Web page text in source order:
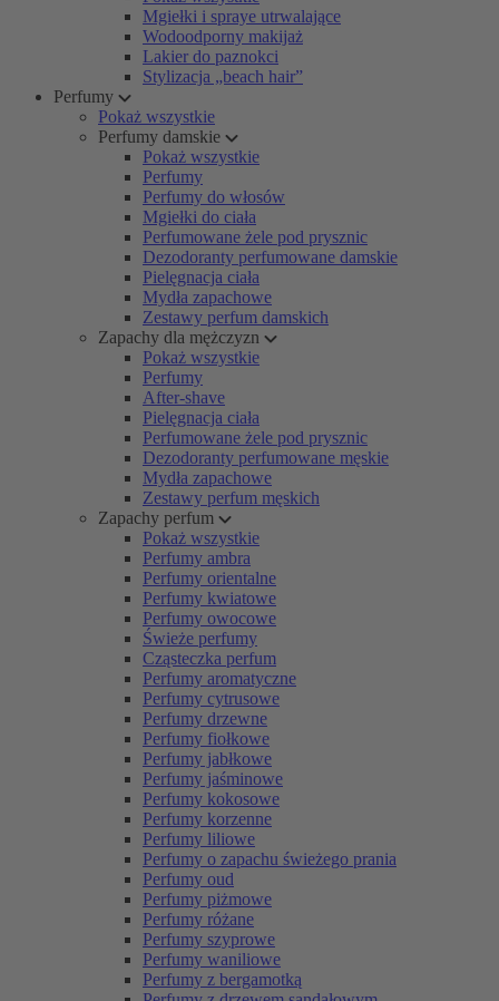
Mgiełki i spraye utrwalające
Wodoodporny makijaż
Lakier do paznokci
Stylizacja „beach hair”
Perfumy
Pokaż wszystkie
Perfumy damskie
Pokaż wszystkie
Perfumy
Perfumy do włosów
Mgiełki do ciała
Perfumowane żele pod prysznic
Dezodoranty perfumowane damskie
Pielęgnacja ciała
Mydła zapachowe
Zestawy perfum damskich
Zapachy dla mężczyzn
Pokaż wszystkie
Perfumy
After-shave
Pielęgnacja ciała
Perfumowane żele pod prysznic
Dezodoranty perfumowane męskie
Mydła zapachowe
Zestawy perfum męskich
Zapachy perfum
Pokaż wszystkie
Perfumy ambra
Perfumy orientalne
Perfumy kwiatowe
Perfumy owocowe
Świeże perfumy
Cząsteczka perfum
Perfumy aromatyczne
Perfumy cytrusowe
Perfumy drzewne
Perfumy fiołkowe
Perfumy jabłkowe
Perfumy jaśminowe
Perfumy kokosowe
Perfumy korzenne
Perfumy liliowe
Perfumy o zapachu świeżego prania
Perfumy oud
Perfumy piżmowe
Perfumy różane
Perfumy szyprowe
Perfumy waniliowe
Perfumy z bergamotką